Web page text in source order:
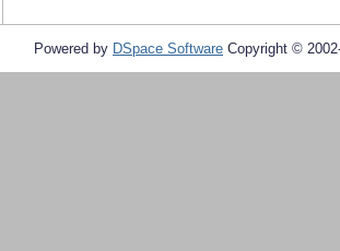
Powered by DSpace Software Copyright ©